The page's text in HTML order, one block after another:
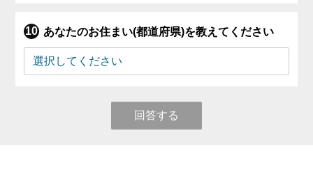
あなたのお住まい(都道府県)を教えてください
回答する